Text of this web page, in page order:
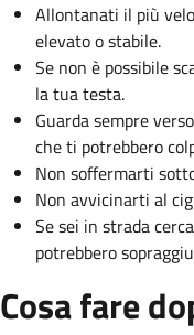
Allontanati il più
elevato o stabile.
Se non è possibile
la tua testa.
Guarda sempre
che ti potrebbero
Non soffermarti
Non avvicinarti al
Se sei in strada
potrebbero
Cosa fare